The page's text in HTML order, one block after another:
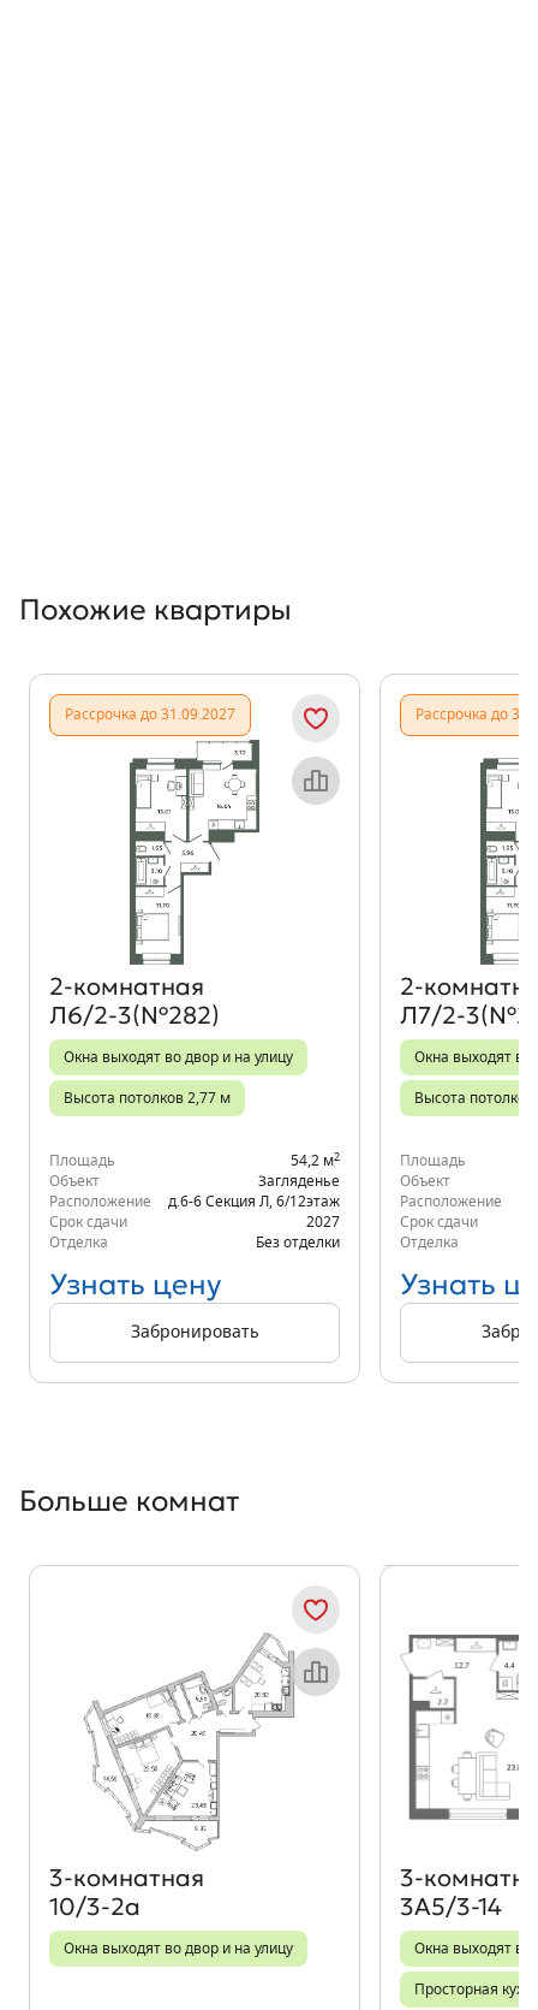
Похожие квартиры
Рассрочка до 31.09.2027
Объект месяца
2‑комнатная
Л6/2-3(№282)
Окна выходят во двор и на улицу
Высота потолков 2,77 м
Площадь 54,2 м2
Объект
Загляденье
Расположение
д.6-6 Секция Л 6/12этаж
Срок сдачи
2027
Отделка
Без отделки
Узнать цену
Забронировать
Рассрочка до
Л7/2-
Окна выходят во
Высота
Площадь
Объект
Расположение
Срок сдачи
Отделка
Узнать
Больше комнат
3‑комнатная
10/3-2а
Окна выходят во двор и на улицу
3А5/3-14
Окна выходят во
Просторная